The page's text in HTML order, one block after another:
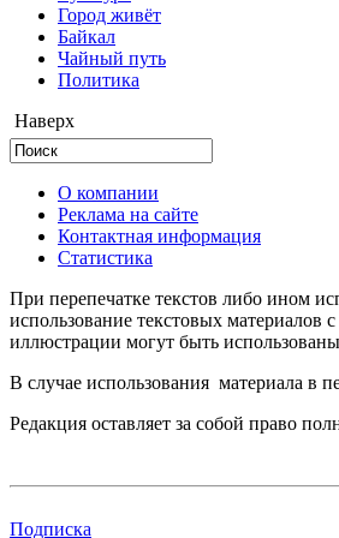
Город живёт
Байкал
Чайный путь
Политика
Наверх
О компании
Реклама на сайте
Контактная информация
Статистика
При перепечатке текстов либо ином
использование текстовых
иллюстрации могут быть
В случае использования материала в
Редакция оставляет за собой право
Подписка